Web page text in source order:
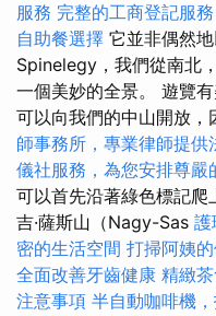
服務 完整的工商登記服
自助餐選擇 它並非偶然
Spinelegy，我們從南北
一個美妙的全景。 遊覽
可以向我們的中山開放，
師事務所，專業律師提供
儀社服務，為您安排尊嚴
可以首先沿著綠色標記爬
吉·薩斯山（Nagy-Sas 護
密的生活空間 打掃阿姨
全面改善牙齒健康 精緻
注意事項 半自動咖啡機